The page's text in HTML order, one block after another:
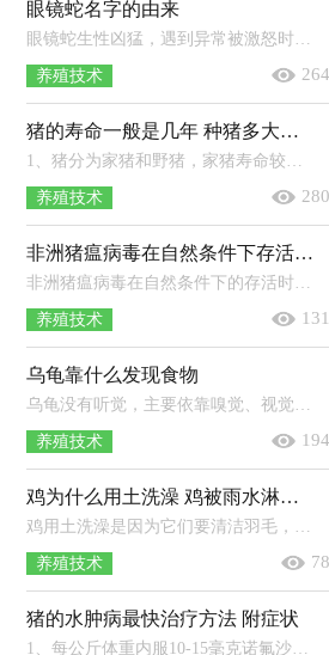
眼镜蛇名字的由来
眼镜蛇生性凶猛，遇到异常被激怒时，会昂起身体前部，膨大颈部，由于颈部扩张，背部会呈现出明显的黑白斑，就像是眼镜状的花纹，因此被称为眼镜...
养殖技术 264
猪的寿命一般是几年 种猪多大可以配种
1、猪分为家猪和野猪，家猪寿命较短，一般3-5年左右，野猪寿命较长，一般20年左右。2、种公猪：本地品种6-8个月体重60kg以上可参加初次配种...
养殖技术 280
非洲猪瘟病毒在自然条件下存活多长时间
非洲猪瘟病毒在自然条件下的存活时间取决于存在环境，不同的环境存活的时间也不同，一般在冷冻肉中能存活110天左右，粪便中能存活11天...
养殖技术 131
乌龟靠什么发现食物
乌龟没有听觉，主要依靠嗅觉、视觉以及触觉来发现食物。乌龟常栖于江河、湖沼或池塘中，吃蠕虫、螺类、虾及小鱼等动物，也吃植物茎叶及...
养殖技术 194
鸡为什么用土洗澡 鸡被雨水淋湿了会怎么样
鸡用土洗澡是因为它们要清洁羽毛，赶走藏在羽毛里面的小虫子，因为它们不太适合用水洗澡，所以会钻到沙土里面打滚，来清洁自己的身体。养...
养殖技术 78
猪的水肿病最快治疗方法 附症状